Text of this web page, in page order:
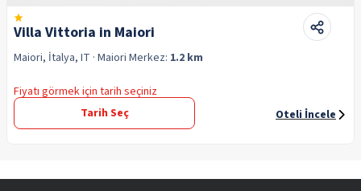
Villa Vittoria in Maiori
Maiori, İtalya, IT · Maiori Merkez: 1.2 km
Fiyatı görmek için tarih seçiniz
Tarih Seç
Oteli İncele